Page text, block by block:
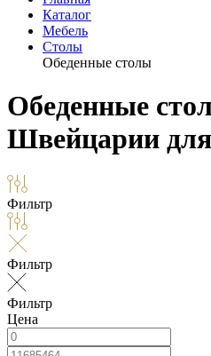
Каталог
Мебель
Столы
Обеденные столы
Обеденные
Швейцарии для
Фильтр
Фильтр
Фильтр
Цена